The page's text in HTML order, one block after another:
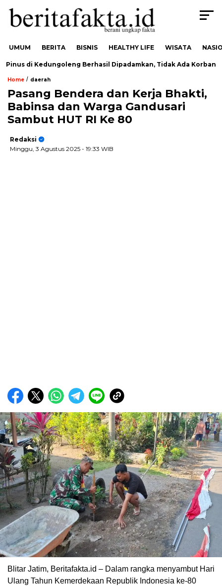
UMUM BERITA BISNIS HEALTHY LIFE WISATA
di Kedungoleng Berhasil Dipadamkan, Tidak Ada Korban
Home / daerah
Pasang Bendera dan Kerja Bhakti,
Babinsa dan Warga Gandusari
Sambut HUT RI Ke 80
Redaksi
Minggu, 3 Agustus 2025 - 19:33 WIB
Blitar Jatim, Beritafakta.id – Dalam rangka menyambut Hari
Ulang Tahun Kemerdekaan Republik Indonesia ke-80